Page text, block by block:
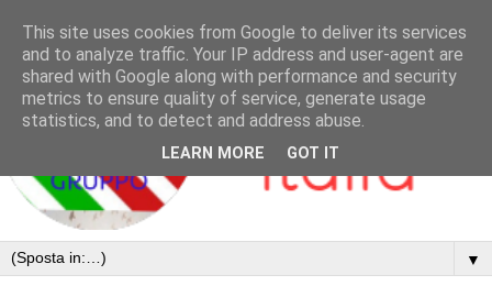
▼
This site uses cookies from Google to deliver its services
and to analyze traffic. Your IP address and user-agent are
shared with Google along with performance and security
metrics to ensure quality of service, generate usage
statistics, and to detect and address abuse.
LEARN MORE GOT IT